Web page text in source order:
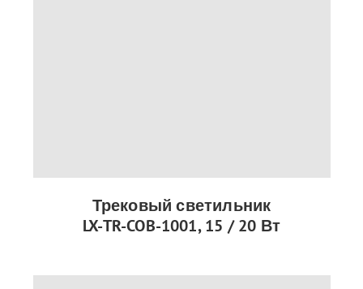
Трековый светильник
LX-TR-COB-1001, 15 / 20 Вт